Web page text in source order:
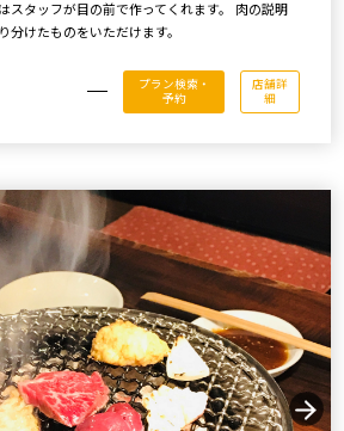
スタッフが目の前で作ってくれます。 肉の説明
分けたものをいただけます。
プラン検索・
予約
店舗詳
細